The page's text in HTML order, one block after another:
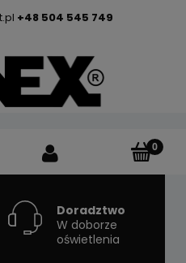
+48 504 545 749
Doradztwo
W doborze
oświetlenia